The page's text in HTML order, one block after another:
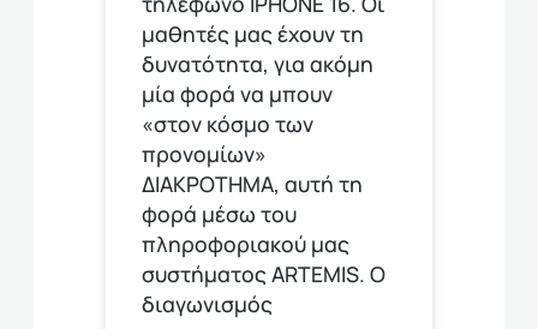
μαθητές μας έχουν τη
δυνατότητα, για ακόμη
μία φορά να μπουν
«στον κόσμο των
προνομίων»
ΔΙΑΚΡΟΤΗΜΑ, αυτή τη
φορά μέσω του
πληροφοριακού μας
συστήματος ARTEMIS. Ο
διαγωνισμός